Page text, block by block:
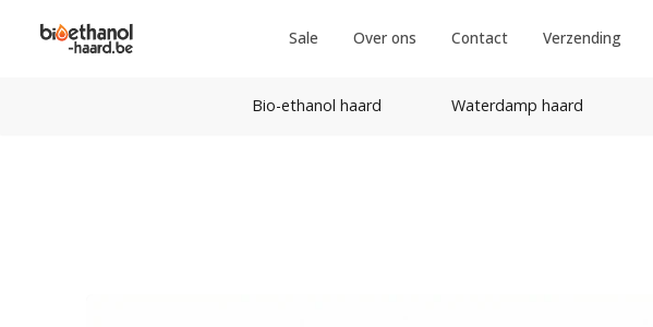
Sale Over ons Contact Verzending
Bio-ethanol haard Waterdamp haard